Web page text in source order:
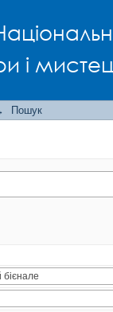
і
Пошук